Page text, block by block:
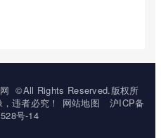
©All Rights Reserved.版权所
违者必究！
网站地图
沪ICP备
号-14